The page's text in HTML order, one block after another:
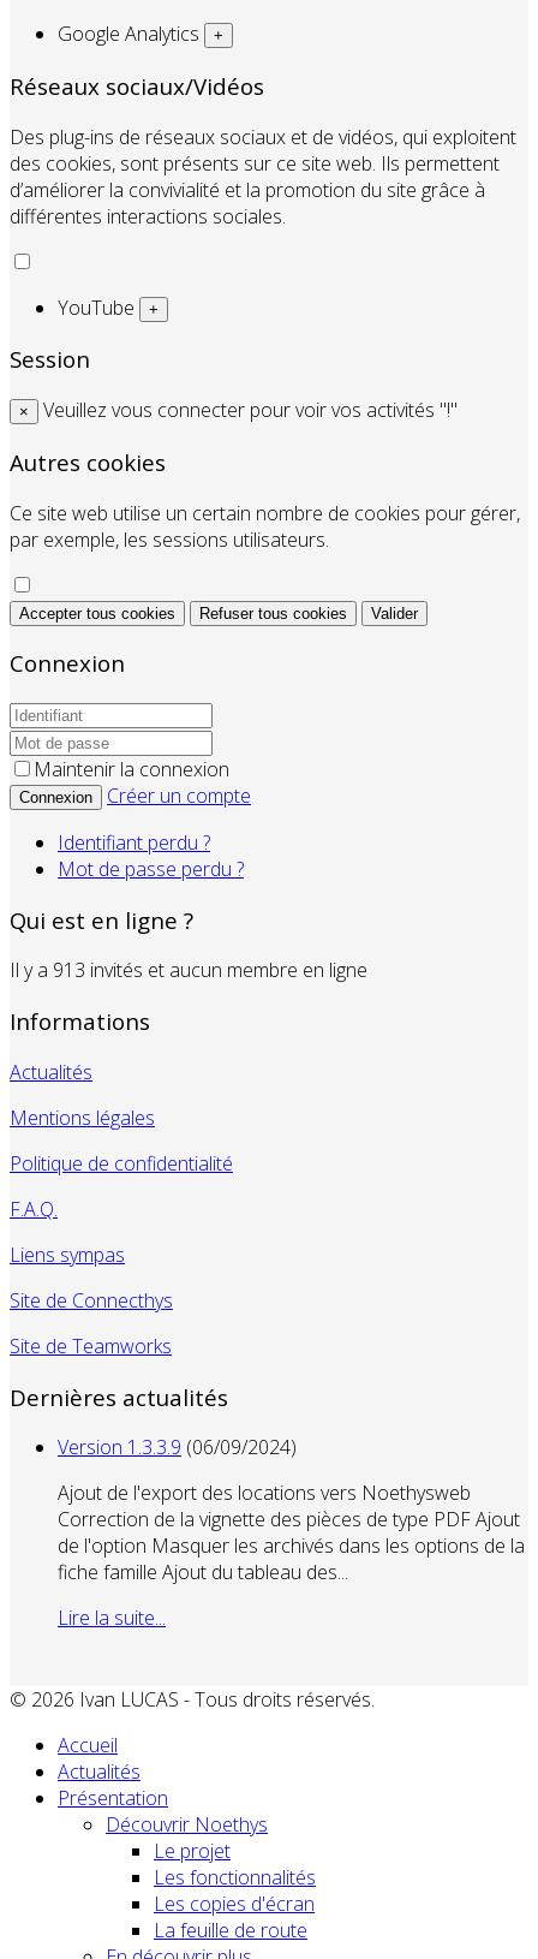
Google Analytics +
Réseaux sociaux/Vidéos
Des plug-ins de réseaux sociaux et de vidéos, qui exploitent
des cookies, sont présents sur ce site web. Ils permettent
d’améliorer la convivialité et la promotion du site grâce à
différentes interactions sociales.
YouTube +
Session
× Veuillez vous connecter pour voir vos activités "!"
Autres cookies
Ce site web utilise un certain nombre de cookies pour gérer,
par exemple, les sessions utilisateurs.
Accepter tous cookies Refuser tous cookies Valider
Connexion
Maintenir la connexion
Connexion
Créer un compte
Identifiant perdu ?
Mot de passe perdu ?
Qui est en ligne ?
Il y a 913 invités et aucun membre en ligne
Informations
Actualités
Mentions légales
Politique de confidentialité
F.A.Q.
Liens sympas
Site de Connecthys
Site de Teamworks
Dernières actualités
Version 1.3.3.9 (06/09/2024)
Ajout de l'export des locations vers Noethysweb
Correction de la vignette des pièces de type PDF Ajout
de l'option Masquer les archivés dans les options de la
fiche famille Ajout du tableau des...
Lire la suite...
© 2026 Ivan LUCAS - Tous droits réservés.
Accueil
Actualités
Présentation
Découvrir Noethys
Le projet
Les fonctionnalités
Les copies d'écran
La feuille de route